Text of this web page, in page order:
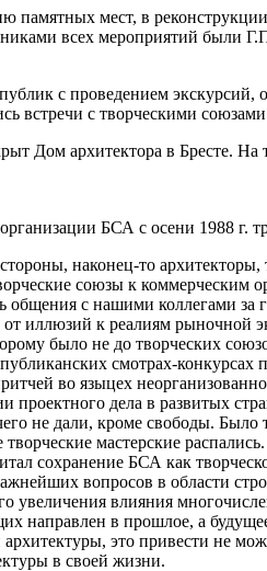
мест, в
всех мероприятий
с проведением
встречи с творческими
Дом архитектора в Бресте.
БСА с осени 1988 г.
наконец-то архитекторы,
союзы к
с нашими коллегами за
иллюзий к реалиям рыночной
было не до творческих
смотрах-
во языцех
дела в развитых
не дали, кроме свободы.
мастерские
сохранение БСА как
вопросов в области
увеличения влияния
направлен в прошлое, а
архитектуры, это привести не
в своей жизни.